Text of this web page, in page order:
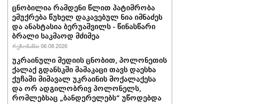
ცნობილია რამდენი წლით პატიმრობა
ემუქრება წუხელ დაკავებულ ნია იმნაძეს
და ანასტასია ბერუაშვილს - წინასწარი
ბრალი საკმაოდ მძიმეა
რეზონანსი 06.08.2026
უკრაინული მედიის ცნობით, პოლონეთის
ქალაქ გდანსკში მამაკაცი თავს დაესხა
ქუჩაში მიმავალ უკრაინის მოქალაქესა
და ორ ადგილობრივ პოლონელს,
რომლებსაც „ბანდერელებს“ უწოდებდა